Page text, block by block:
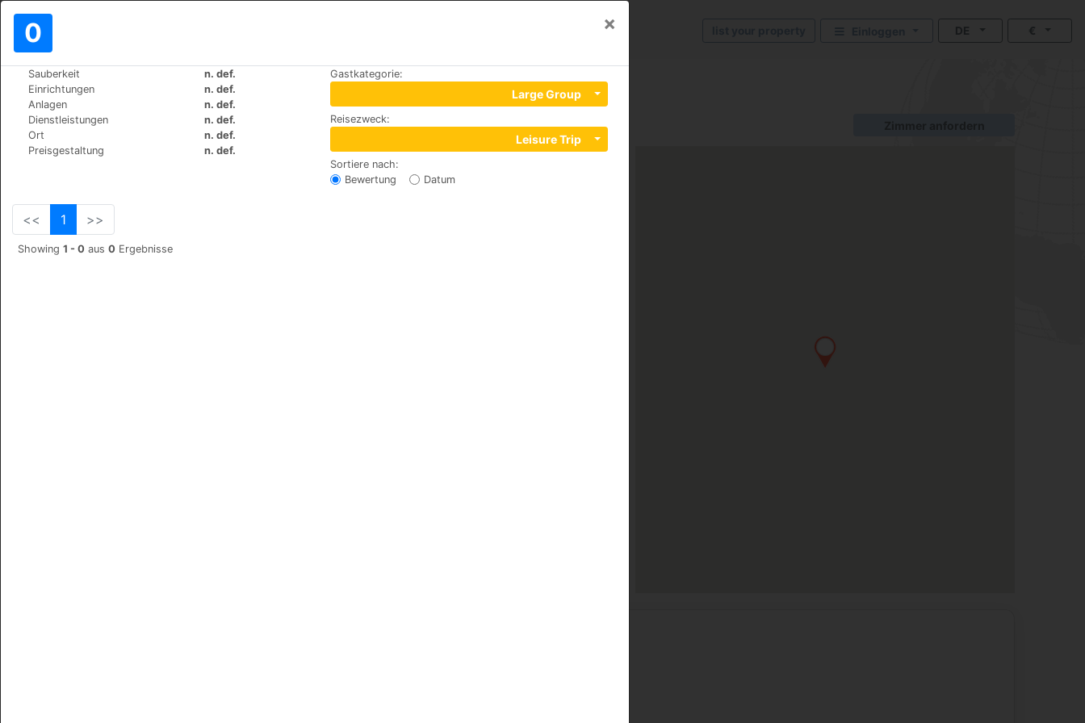
0 ×
Sauberkeit
n. def.
Einrichtungen
n. def.
Anlagen
n. def.
Dienstleistungen
n. def.
Ort
n. def.
Preisgestaltung
n. def.
Gastkategorie:
Large Group
Reisezweck:
Leisure Trip
Sortiere nach:
Bewertung
Datum
<< 1 >>
Showing 1 - 0 aus 0 Ergebnisse
DE €
Weltweit Fethiye
Hotel Remer
cahit begec bulv. no:19, 48300